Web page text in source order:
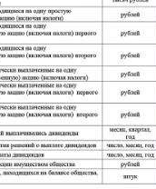
на обработку данных
я подтверждаю свое
сПравилами пользования
на сбор, обработку,
моих персональных
рекламы.